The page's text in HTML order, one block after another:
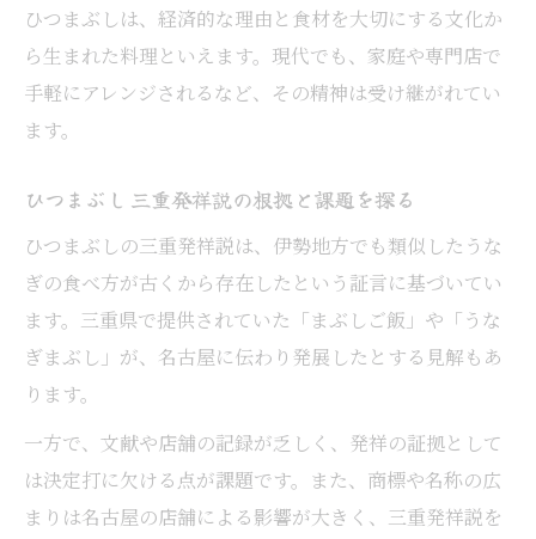
ひつまぶし事件が示す歴史の教訓と現代課
うなぎ資源問題と食文化のバランスを考察
ひつまぶし事件を経て変わる消費者意識
事件を通して知る食文化の多様性と継承
ひつまぶしは、経済的な理由と食材を大切にする文化か
ら生まれた料理といえます。現代でも、家庭や専門店で
手軽にアレンジされるなど、その精神は受け継がれてい
ます。
ひつまぶし 三重発祥説の根拠と課題を探る
ひつまぶしの三重発祥説は、伊勢地方でも類似したうな
ぎの食べ方が古くから存在したという証言に基づいてい
ます。三重県で提供されていた「まぶしご飯」や「うな
ぎまぶし」が、名古屋に伝わり発展したとする見解もあ
ります。
一方で、文献や店舗の記録が乏しく、発祥の証拠として
は決定打に欠ける点が課題です。また、商標や名称の広
まりは名古屋の店舗による影響が大きく、三重発祥説を